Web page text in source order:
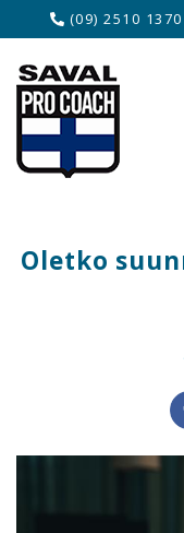
(09) 2510 1370
Oletko